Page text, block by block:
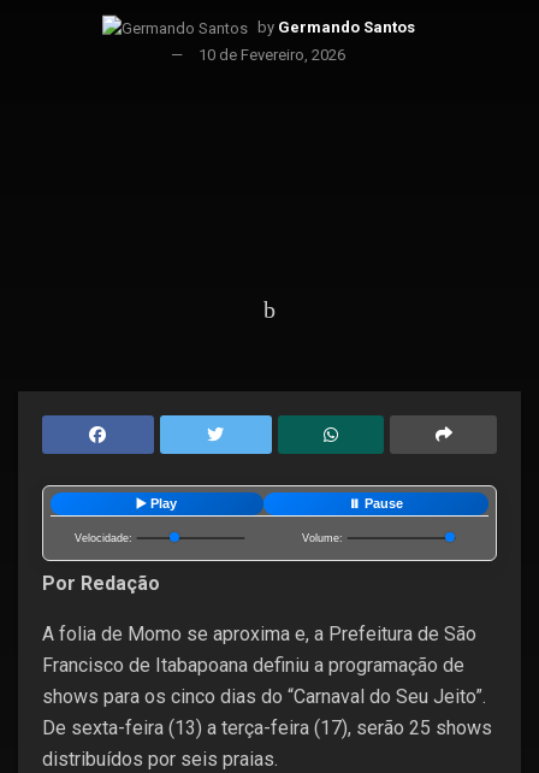
by Germando Santos
10 de Fevereiro, 2026
▶️ Play ⏸️ Pause
Velocidade: Volume:
Por Redação
A folia de Momo se aproxima e, a Prefeitura de São
Francisco de Itabapoana definiu a programação de
shows para os cinco dias do “Carnaval do Seu Jeito”.
De sexta-feira (13) a terça-feira (17), serão 25 shows
distribuídos por seis praias.